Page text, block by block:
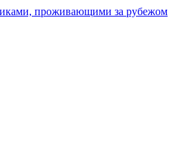
проживающими за рубежом